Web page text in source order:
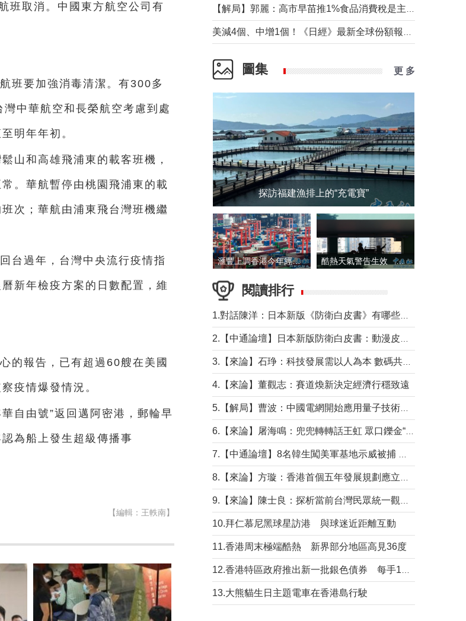
取消。中國東方航空公司有
班要加強消毒清潔。有300多
中華航空和長榮航空考慮到處
明年年初。
山和高雄飛浦東的載客班機，
。華航暫停由桃園飛浦東的載
次；華航由浦東飛台灣班機繼
台過年，台灣中央流行疫情指
新年檢疫方案的日數配置，維
的報告，已有超過60艘在美國
疫情爆發情況。
自由號”返回邁阿密港，郵輪早
為船上發生超級傳播事
【編輯：王軼南】
圖集 更 多
探訪福建漁排上的“充電寶”
滙豐上調香港今年經濟增長預測至4.5% 酷熱天氣警告生效 本港高溫持續至下周
閱讀排行
4.【來論】董觀志：賽道煥新決定經濟行穩致遠
10.拜仁慕尼黑球星訪港 與球迷近距離互動
11.香港周末極端酷熱 新界部分地區高見36度
13.大熊貓生日主題電車在香港島行駛